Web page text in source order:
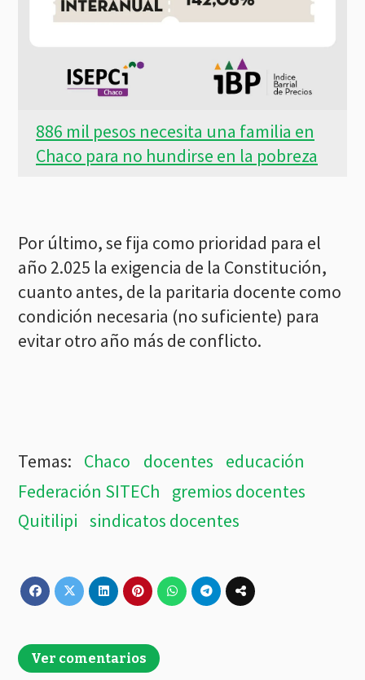
886 mil pesos necesita una familia en
Chaco para no hundirse en la pobreza
Por último, se fija como prioridad para el
año 2.025 la exigencia de la Constitución,
cuanto antes, de la paritaria docente como
condición necesaria (no suficiente) para
evitar otro año más de conflicto.
Chaco docentes
educación
Federación SITECh
gremios docentes
Quitilipi sindicatos docentes
Ver comentarios